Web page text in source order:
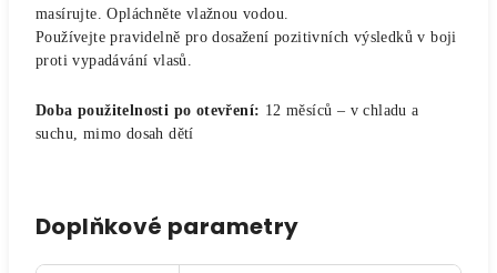
masírujte. Opláchněte vlažnou vodou.
Používejte pravidelně pro dosažení pozitivních výsledků v boji
proti vypadávání vlasů.
Doba použitelnosti po otevření: 12 měsíců – v chladu a
suchu, mimo dosah dětí
Doplňkové parametry